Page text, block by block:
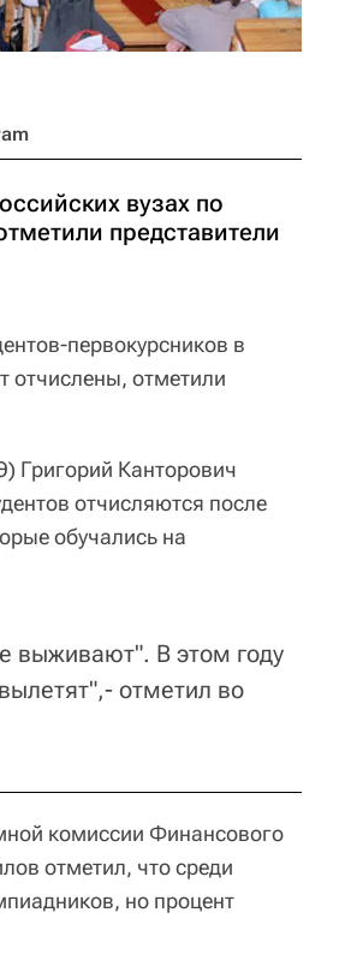
вузах по
представители
первокурсников в
отчислены, отметили
Канторович
отчисляются после
обучались на
выживают". В этом году
отметил во
комиссии Финансового
отметил, что среди
но процент